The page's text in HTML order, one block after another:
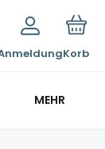
Korb
MEHR